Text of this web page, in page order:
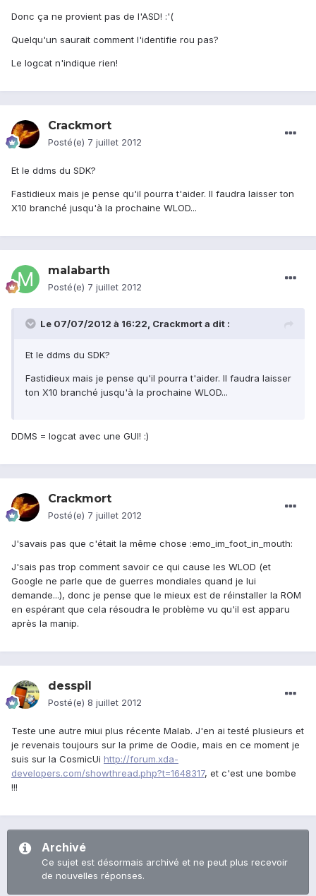
Donc ça ne provient pas de l'ASD! :'(
Quelqu'un saurait comment l'identifie rou pas?
Le logcat n'indique rien!
Crackmort
Posté(e) 7 juillet 2012
Et le ddms du SDK?
Fastidieux mais je pense qu'il pourra t'aider. Il faudra laisser ton
X10 branché jusqu'à la prochaine WLOD...
malabarth
Posté(e) 7 juillet 2012
Le 07/07/2012 à 16:22, Crackmort a dit :
Et le ddms du SDK?
Fastidieux mais je pense qu'il pourra t'aider. Il faudra laisser
ton X10 branché jusqu'à la prochaine WLOD...
DDMS = logcat avec une GUI! :)
Crackmort
Posté(e) 7 juillet 2012
J'savais pas que c'était la même chose :emo_im_foot_in_mouth:
J'sais pas trop comment savoir ce qui cause les WLOD (et
Google ne parle que de guerres mondiales quand je lui
demande...), donc je pense que le mieux est de réinstaller la ROM
en espérant que cela résoudra le problème vu qu'il est apparu
après la manip.
desspil
Posté(e) 8 juillet 2012
Teste une autre miui plus récente Malab. J'en ai testé plusieurs et
je revenais toujours sur la prime de Oodie, mais en ce moment je
suis sur la CosmicUi http://forum.xda-
developers.com/showthread.php?t=1648317, et c'est une bombe
!!!
Archivé
Ce sujet est désormais archivé et ne peut plus recevoir
de nouvelles réponses.